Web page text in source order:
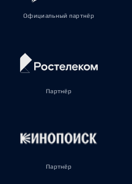
Официальный партнёр
Партнёр
Партнёр